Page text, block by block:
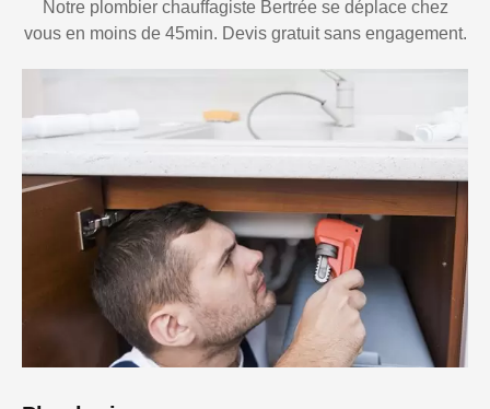
Notre plombier chauffagiste Bertrée se déplace chez
vous en moins de 45min. Devis gratuit sans engagement.